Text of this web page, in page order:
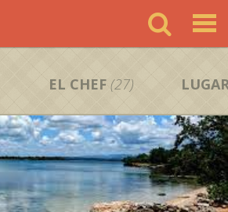
EL CHEF (27)